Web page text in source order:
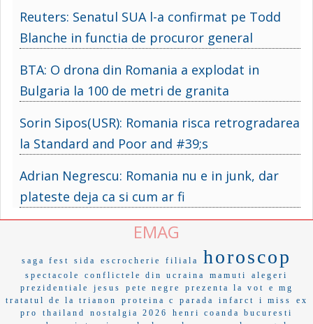
Reuters: Senatul SUA l-a confirmat pe Todd
Blanche in functia de procuror general
BTA: O drona din Romania a explodat in
Bulgaria la 100 de metri de granita
Sorin Sipos(USR): Romania risca retrogradarea
la Standard and Poor and #39;s
Adrian Negrescu: Romania nu e in junk, dar
plateste deja ca si cum ar fi
EMAG
saga fest sida escrocherie filiala horoscop
spectacole conflictele din ucraina mamuti
alegeri
prezidentiale
jesus pete negre prezenta la vot
e mg
tratatul de la trianon
proteina c parada infarct i miss
ex
pro
thailand nostalgia 2026
henri coanda bucuresti